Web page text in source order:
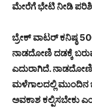
ಮೇರೆಗೆ ಭೇಟಿ ನೀಡಿ
ಬ್ರೇಕ್ ವಾಟರ್ ಕನಿಷ್ಠ
ನಾಡದೋಣಿ ದಡಕ್ಕೆ
ಎದುರಾಗಿದೆ. ನಾಡದೋಣಿ
ಮಳೆಗಾಲದಲ್ಲಿ
ಅವಕಾಶ ಕಲ್ಪಿಸಬೇಕು